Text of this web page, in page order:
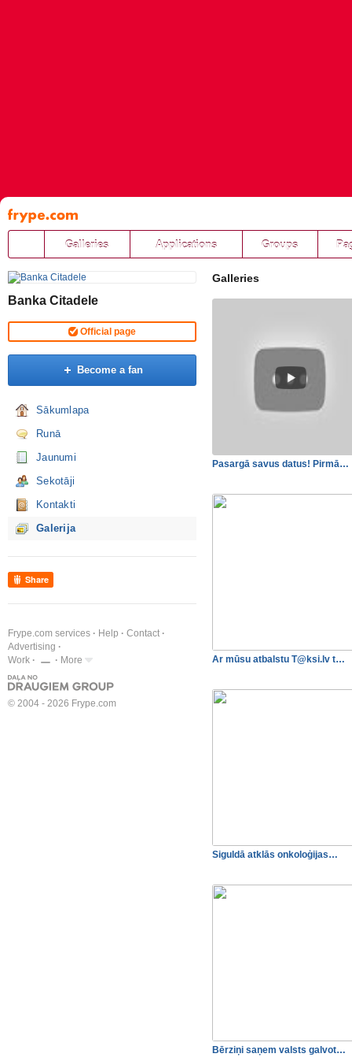
Pāriet
uz
saturu
Galleries Applications Groups
Banka Citadele
Official page
Become a fan
Sākumlapa
Runā
Jaunumi
Sekotāji
Kontakti
Galerija
Share
Frype.com services Help
Contact
Advertising
Work
More
© 2004 - 2026 Frype.com
Galleries
Pasargā savus datus! Pirmā…
Ar mūsu atbalstu T@ksi.lv t…
Siguldā atklās onkoloģijas…
Bērziņi saņem valsts galvot…